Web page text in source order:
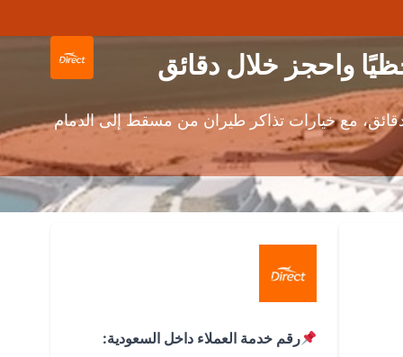
مع خيارات تذاكر طيران من مسقط إلى الدمام
رقم خدمة العملاء داخل السعودية: